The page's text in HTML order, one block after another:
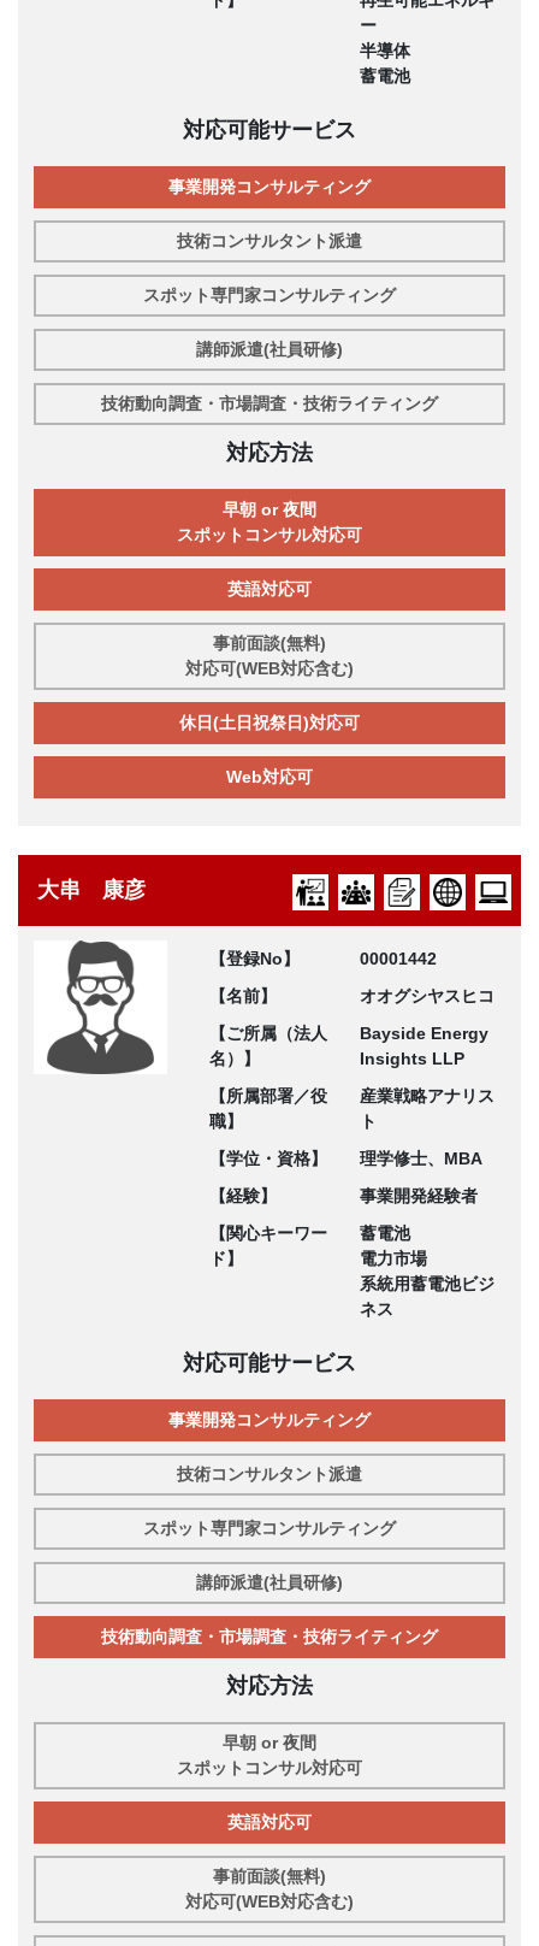
ー
半導体
蓄電池
対応可能サービス
事業開発コンサルティング
技術コンサルタント派遣
スポット専門家コンサルティング
講師派遣(社員研修)
技術動向調査・市場調査・技術ライティング
対応方法
早朝 or 夜間
スポットコンサル対応可
英語対応可
事前面談(無料)
対応可(WEB対応含む)
休日(土日祝祭日)対応可
Web対応可
大串 康彦
【登録No】
00001442
【名前】
オオグシヤスヒコ
【ご所属（法人
名）】
Bayside Energy
Insights LLP
【所属部署／役
職】
産業戦略アナリス
ト
【学位・資格】
理学修士、MBA
【経験】
事業開発経験者
【関心キーワー
ド】
蓄電池
電力市場
系統用蓄電池ビジ
ネス
対応可能サービス
事業開発コンサルティング
技術コンサルタント派遣
スポット専門家コンサルティング
講師派遣(社員研修)
技術動向調査・市場調査・技術ライティング
対応方法
早朝 or 夜間
スポットコンサル対応可
英語対応可
事前面談(無料)
対応可(WEB対応含む)